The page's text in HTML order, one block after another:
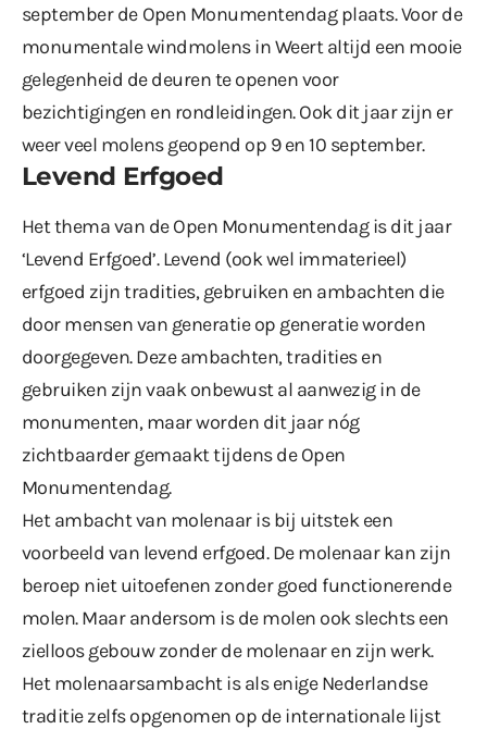
september de Open Monumentendagplaats. Voor de
monumentale windmolens in Weert altijd een mooie
gelegenheid de deuren te openen voor
bezichtigingen en rondleidingen. Ook dit jaar zijn er
weer veel molens geopend op 9 en 10 september.
Levend Erfgoed
Het thema van de Open Monumentendag is dit jaar
‘Levend Erfgoed’. Levend (ook wel immaterieel)
erfgoed zijn tradities, gebruiken en ambachten die
door mensen van generatie op generatie worden
doorgegeven. Deze ambachten, tradities en
gebruiken zijn vaak onbewust al aanwezig in de
monumenten, maar worden dit jaar nóg
zichtbaarder gemaakt tijdens de Open
Monumentendag.
Het ambacht van molenaar is bij uitstek een
voorbeeld van levend erfgoed. De molenaar kan zijn
beroep niet uitoefenen zonder goed functionerende
molen. Maar andersom is de molen ook slechts een
zielloos gebouw zonder de molenaar en zijn werk.
Het molenaarsambacht is als enige Nederlandse
traditie zelfs opgenomen op de internationale lijst